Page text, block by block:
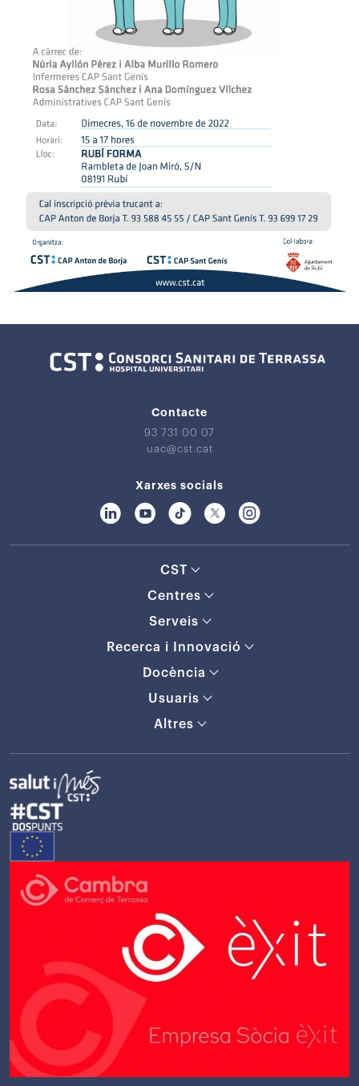
Contacte
93 731 00 07
uac@cst.cat
Xarxes socials
CST
Centres
Serveis
Recerca i Innovació
Docència
Usuaris
Altres